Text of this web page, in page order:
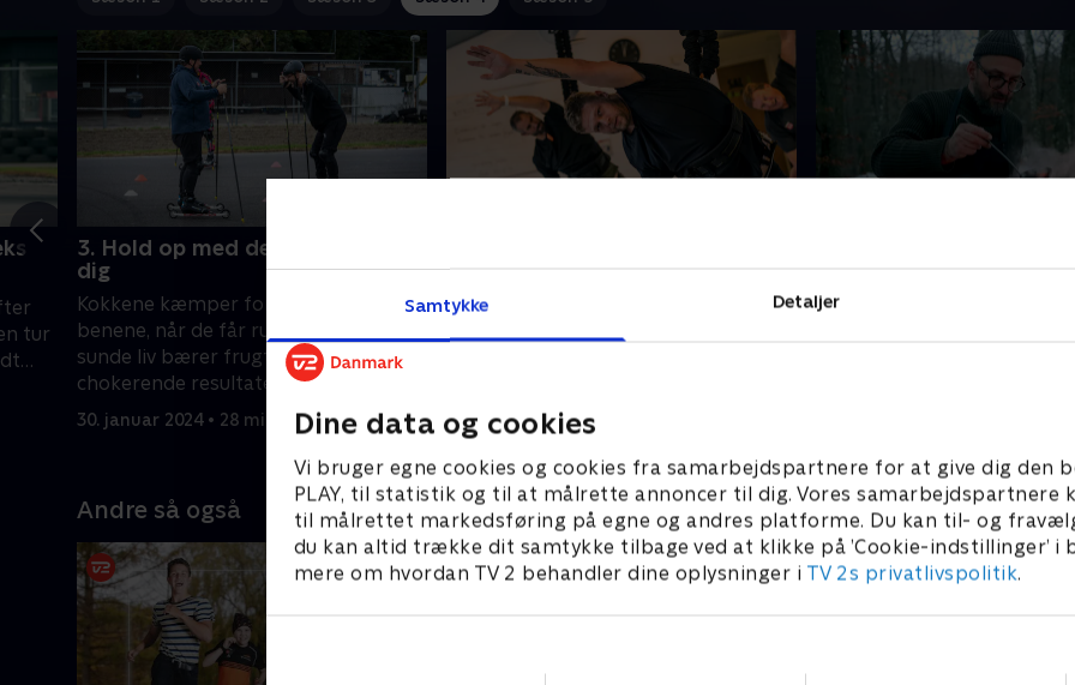
Samtykke Detaljer
Dine data og cookies
Vi bruger egne cookies og cookies fra samarbejdspartnere for at give dig den
PLAY, til statistik og til at målrette annoncer til dig. Vores samarbejdspartnere
til målrettet markedsføring på egne og andres platforme. Du kan til- og
du kan altid trække dit samtykke tilbage ved at klikke på ’Cookie-indstillinger’ i
mere om hvordan TV 2 behandler dine oplysninger i TV 2s privatlivspolitik.
tur
3. Hold op med det pyller og rejs
dig
Kokkene kæmper for at holde sig på
benene, når de får rulleski på. Det nye
sunde liv bærer frugt og viser sig som
chokerende resultater på vægten
30. januar 2024 • 28 min
loftet, når de skal prøve kræfter med
Bungee Fitness. Det viser sig at være
Sverige, hvor de skal
Andre så også